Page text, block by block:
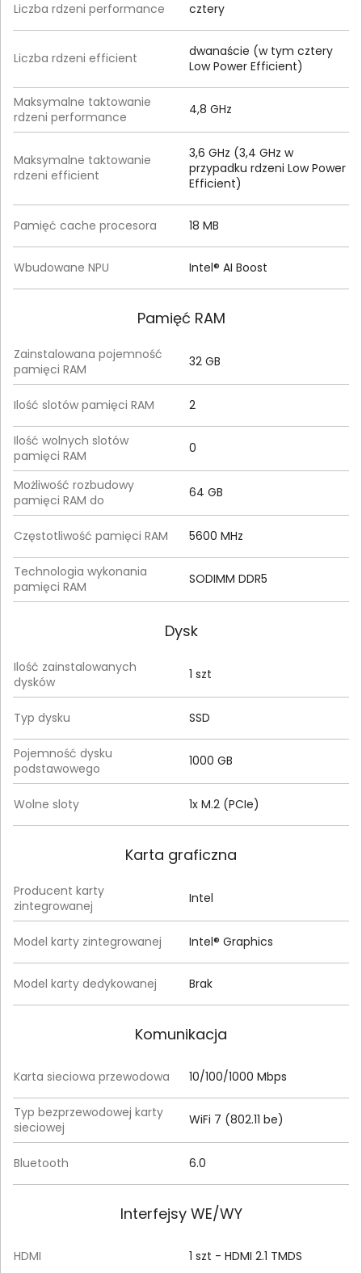
Liczba rdzeni performance cztery
Liczba rdzeni efficient
dwanaście (w tym cztery
Low Power Efficient)
Maksymalne taktowanie
rdzeni performance
4,8 GHz
Maksymalne taktowanie
rdzeni efficient
3,6 GHz (3,4 GHz w
przypadku rdzeni Low Power
Efficient)
Pamięć cache procesora 18 MB
Wbudowane NPU Intel® AI Boost
Pamięć RAM
Zainstalowana pojemność
pamięci RAM
32 GB
Ilość slotów pamięci RAM 2
Ilość wolnych slotów
pamięci RAM
0
Możliwość rozbudowy
pamięci RAM do
64 GB
Częstotliwość pamięci RAM 5600 MHz
Technologia wykonania
pamięci RAM
SODIMM DDR5
Dysk
Ilość zainstalowanych
dysków
1 szt
Typ dysku SSD
Pojemność dysku
podstawowego
1000 GB
Wolne sloty 1x M.2 (PCIe)
Karta graficzna
Producent karty
zintegrowanej
Intel
Model karty zintegrowanej Intel® Graphics
Model karty dedykowanej Brak
Komunikacja
Karta sieciowa przewodowa 10/100/1000 Mbps
Typ bezprzewodowej karty
sieciowej
WiFi 7 (802.11 be)
Bluetooth 6.0
Interfejsy WE/WY
HDMI 1 szt - HDMI 2.1 TMDS